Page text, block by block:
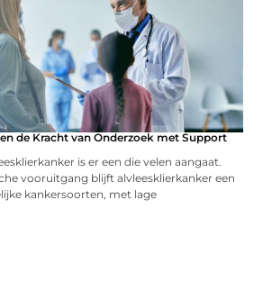
de Kracht van Onderzoek met Support
is er een die velen aangaat.
vooruitgang blijft alvleesklierkanker een
kankersoorten, met lage